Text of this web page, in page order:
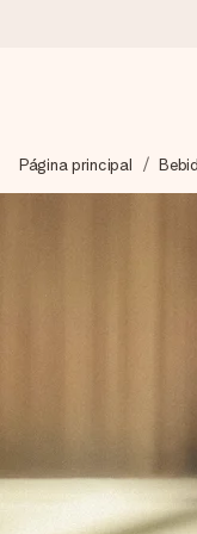
Preparamos tu
4,5 (basado
Nuestros regalos
Crea algo único
momento.
Página principal